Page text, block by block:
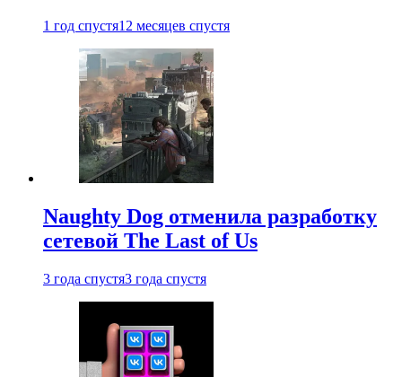
1 год спустя12 месяцев спустя
Naughty Dog отменила разработку
сетевой The Last of Us
3 года спустя3 года спустя